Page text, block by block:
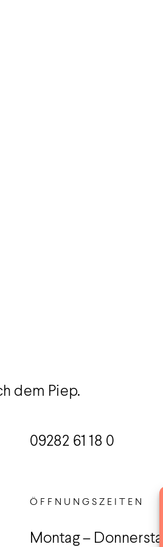
dem Piep.
09282 61 18 0
ÖFFNUNGSZEITEN
Montag – Donnerstag